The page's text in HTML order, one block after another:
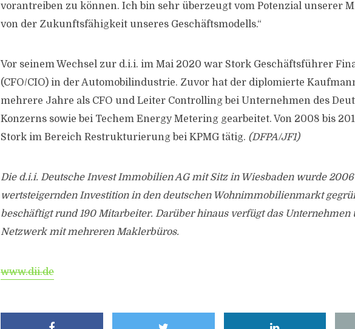
vorantreiben zu können. Ich bin sehr überzeugt vom Potenzial unserer
von der Zukunftsfähigkeit unseres Geschäftsmodells.“
Vor seinem Wechsel zur d.i.i. im Mai 2020 war Stork Geschäftsführer
(CFO/CIO) in der Automobilindustrie. Zuvor hat der diplomierte
mehrere Jahre als CFO und Leiter Controlling bei Unternehmen des
Konzerns sowie bei Techem Energy Metering gearbeitet. Von 2008 bis
Stork im Bereich Restrukturierung bei KPMG tätig. (DFPA/JF1)
Die d.i.i. Deutsche Invest Immobilien AG mit Sitz in Wiesbaden wurde
wertsteigernden Investition in den deutschen Wohnimmobilienmarkt
beschäftigt rund 190 Mitarbeiter. Darüber hinaus verfügt das Unternehmen
Netzwerk mit mehreren Maklerbüros.
www.dii.de